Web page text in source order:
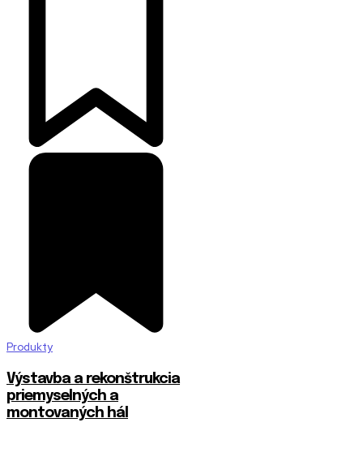
Produkty
Výstavba a rekonštrukcia
priemyselných a
montovaných hál